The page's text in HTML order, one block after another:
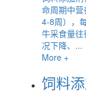
命周期中
4-8周），
牛采食量
况下降、...
More +
饲料